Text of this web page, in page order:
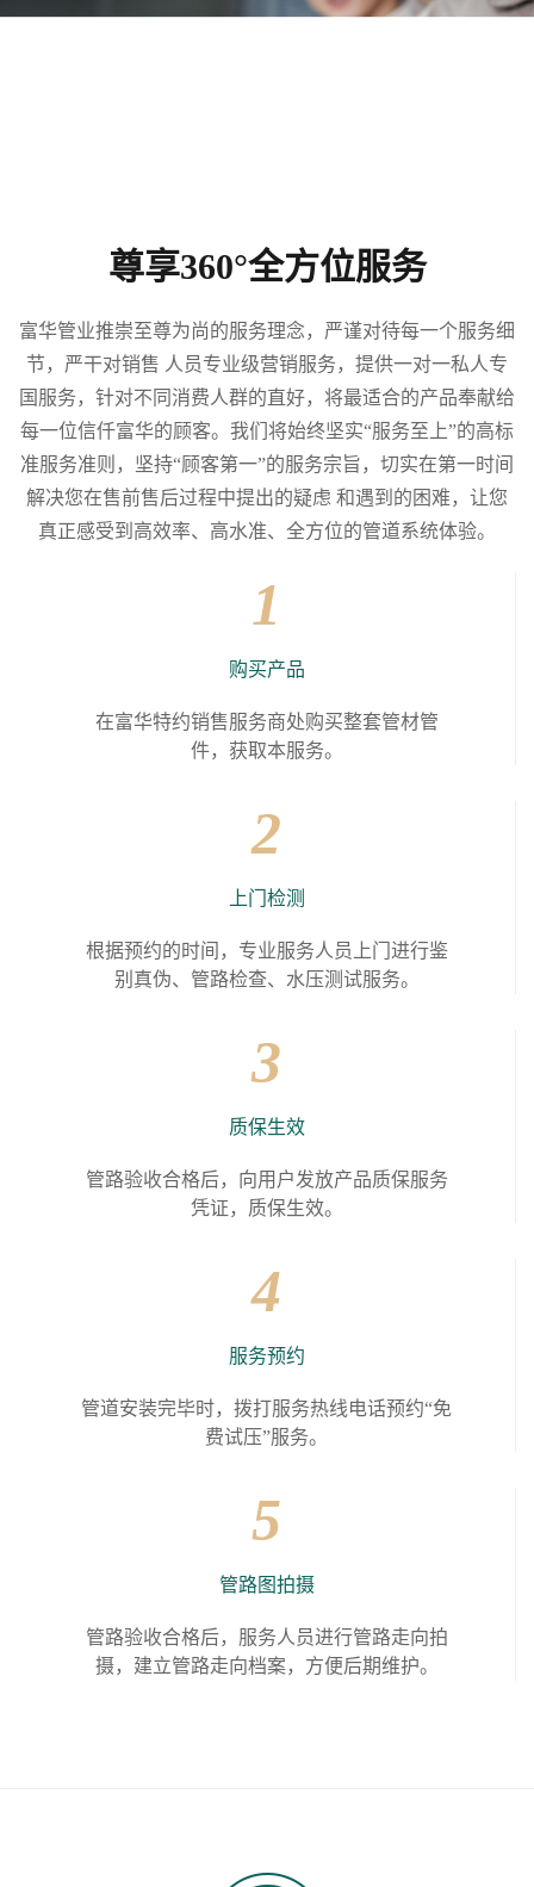
尊享360°全方位服务
富华管业推崇至尊为尚的服务理念，严谨对待每一个服务细
节，严干对销售 人员专业级营销服务，提供一对一私人专
国服务，针对不同消费人群的直好，将最适合的产品奉献给
每一位信仟富华的顾客。我们将始终坚实“服务至上”的高标
准服务准则，坚持“顾客第一”的服务宗旨，切实在第一时间
解决您在售前售后过程中提出的疑虑 和遇到的困难，让您
真正感受到高效率、高水准、全方位的管道系统体验。
1
购买产品
在富华特约销售服务商处购买整套管材管
件，获取本服务。
2
上门检测
根据预约的时间，专业服务人员上门进行鉴
别真伪、管路检查、水压测试服务。
3
质保生效
管路验收合格后，向用户发放产品质保服务
凭证，质保生效。
4
服务预约
管道安装完毕时，拨打服务热线电话预约“免
费试压”服务。
5
管路图拍摄
管路验收合格后，服务人员进行管路走向拍
摄，建立管路走向档案，方便后期维护。